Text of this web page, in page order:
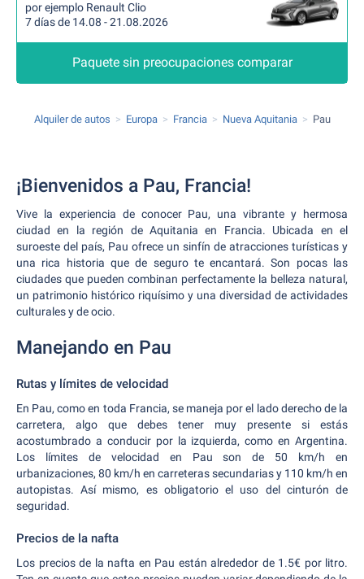
por ejemplo Renault Clio
7 días de 14.08 - 21.08.2026
Paquete sin preocupaciones comparar
Alquiler de autos Europa Francia Nueva Aquitania Pau
¡Bienvenidos a Pau, Francia!
Vive la experiencia de conocer Pau, una vibrante y hermosa
ciudad en la región de Aquitania en Francia. Ubicada en el
suroeste del país, Pau ofrece un sinfín de atracciones turísticas y
una rica historia que de seguro te encantará. Son pocas las
ciudades que pueden combinan perfectamente la belleza natural,
un patrimonio histórico riquísimo y una diversidad de actividades
culturales y de ocio.
Manejando en Pau
Rutas y límites de velocidad
En Pau, como en toda Francia, se maneja por el lado derecho de la
carretera, algo que debes tener muy presente si estás
acostumbrado a conducir por la izquierda, como en Argentina.
Los límites de velocidad en Pau son de 50 km/h en
urbanizaciones, 80 km/h en carreteras secundarias y 110 km/h en
autopistas. Así mismo, es obligatorio el uso del cinturón de
seguridad.
Precios de la nafta
Los precios de la nafta en Pau están alrededor de 1.5€ por litro.